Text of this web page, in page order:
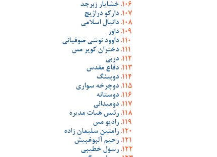
خشایار زبرجد
دارکو دراژیچ
دانیال اسلامی
داور
داوود نوشی صوفیانی
دختران کویر مس
دربی
دفاع مقدس
دوپینگ
دوچرخه سواری
دوستانه
دومیدانی
رئیس هیات مدیره
رادیو مس
رامتین سلیمان زاده
رحیم آلبوغبیش
رسول خطیبی